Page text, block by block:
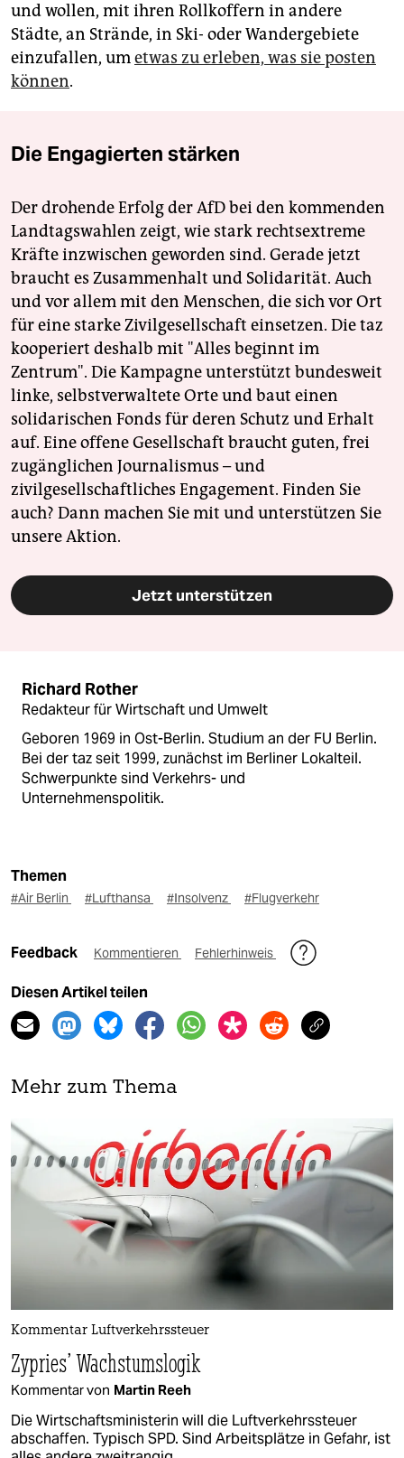
und wollen, mit ihren Rollkoffern in andere
Städte, an Strände, in Ski- oder Wandergebiete
einzufallen, umetwas zu erleben, was sie posten
können.
Die Engagierten stärken
Der drohende Erfolg der AfD bei den kommenden
Landtagswahlen zeigt, wie stark rechtsextreme
Kräfte inzwischen geworden sind. Gerade jetzt
braucht es Zusammenhalt und Solidarität. Auch
und vor allem mit den Menschen, die sich vor Ort
für eine starke Zivilgesellschaft einsetzen. Die taz
kooperiert deshalb mit "Alles beginnt im
Zentrum". Die Kampagne unterstützt bundesweit
linke, selbstverwaltete Orte und baut einen
solidarischen Fonds für deren Schutz und Erhalt
auf. Eine offene Gesellschaft braucht guten, frei
zugänglichen Journalismus – und
zivilgesellschaftliches Engagement. Finden Sie
auch? Dann machen Sie mit und unterstützen Sie
unsere Aktion.
Jetzt unterstützen
Richard Rother
Redakteur für Wirtschaft und Umwelt
Geboren 1969 in Ost-Berlin. Studium an der FU Berlin.
Bei der taz seit 1999, zunächst im Berliner Lokalteil.
Schwerpunkte sind Verkehrs- und
Unternehmenspolitik.
Themen
#Air Berlin #Lufthansa #Insolvenz #Flugverkehr
Feedback Kommentieren Fehlerhinweis
Diesen Artikel teilen
Mehr zum Thema
Kommentar Luftverkehrssteuer
Zypries’ Wachstumslogik
Kommentar von Martin Reeh
Die Wirtschaftsministerin will die Luftverkehrssteuer
abschaffen. Typisch SPD. Sind Arbeitsplätze in Gefahr, ist